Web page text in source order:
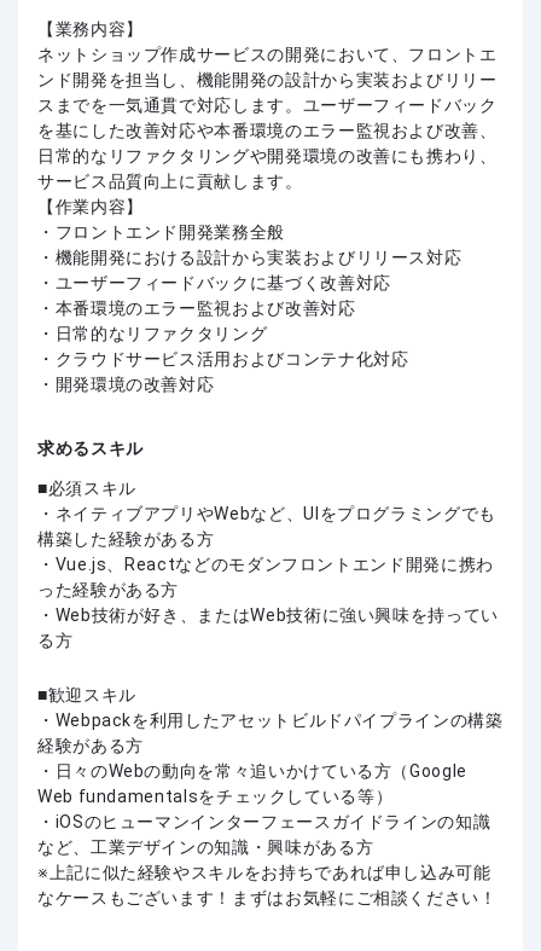
【業務内容】
ネットショップ作成サービスの開発において、フロントエ
ンド開発を担当し、機能開発の設計から実装およびリリー
スまでを一気通貫で対応します。ユーザーフィードバック
を基にした改善対応や本番環境のエラー監視および改善、
日常的なリファクタリングや開発環境の改善にも携わり、
サービス品質向上に貢献します。
【作業内容】
・フロントエンド開発業務全般
・機能開発における設計から実装およびリリース対応
・ユーザーフィードバックに基づく改善対応
・本番環境のエラー監視および改善対応
・日常的なリファクタリング
・クラウドサービス活用およびコンテナ化対応
・開発環境の改善対応
求めるスキル
必須スキル
・ネイティブアプリやWebなど、UIをプログラミングでも
構築した経験がある方
・Vue.js、Reactなどのモダンフロントエンド開発に携わ
った経験がある方
・Web技術が好き、またはWeb技術に強い興味を持ってい
る方
歓迎スキル
・Webpackを利用したアセットビルドパイプラインの構築
経験がある方
・日々のWebの動向を常々追いかけている方（Google
Web fundamentalsをチェックしている等）
・iOSのヒューマンインターフェースガイドラインの知識
など、工業デザインの知識・興味がある方
上記に似た経験やスキルをお持ちであれば申し込み可能
なケースもございます！まずはお気軽にご相談ください！